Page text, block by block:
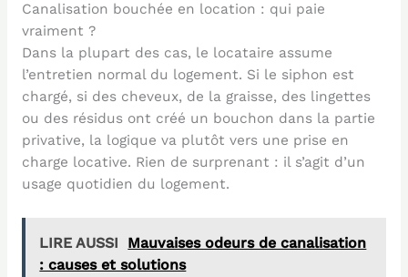
Canalisation bouchée en location : qui paie
vraiment ?
Dans la plupart des cas, le locataire assume
l’entretien normal du logement. Si le siphon est
chargé, si des cheveux, de la graisse, des lingettes
ou des résidus ont créé un bouchon dans la partie
privative, la logique va plutôt vers une prise en
charge locative. Rien de surprenant : il s’agit d’un
usage quotidien du logement.
LIRE AUSSI
Mauvaises odeurs de canalisation
: causes et solutions